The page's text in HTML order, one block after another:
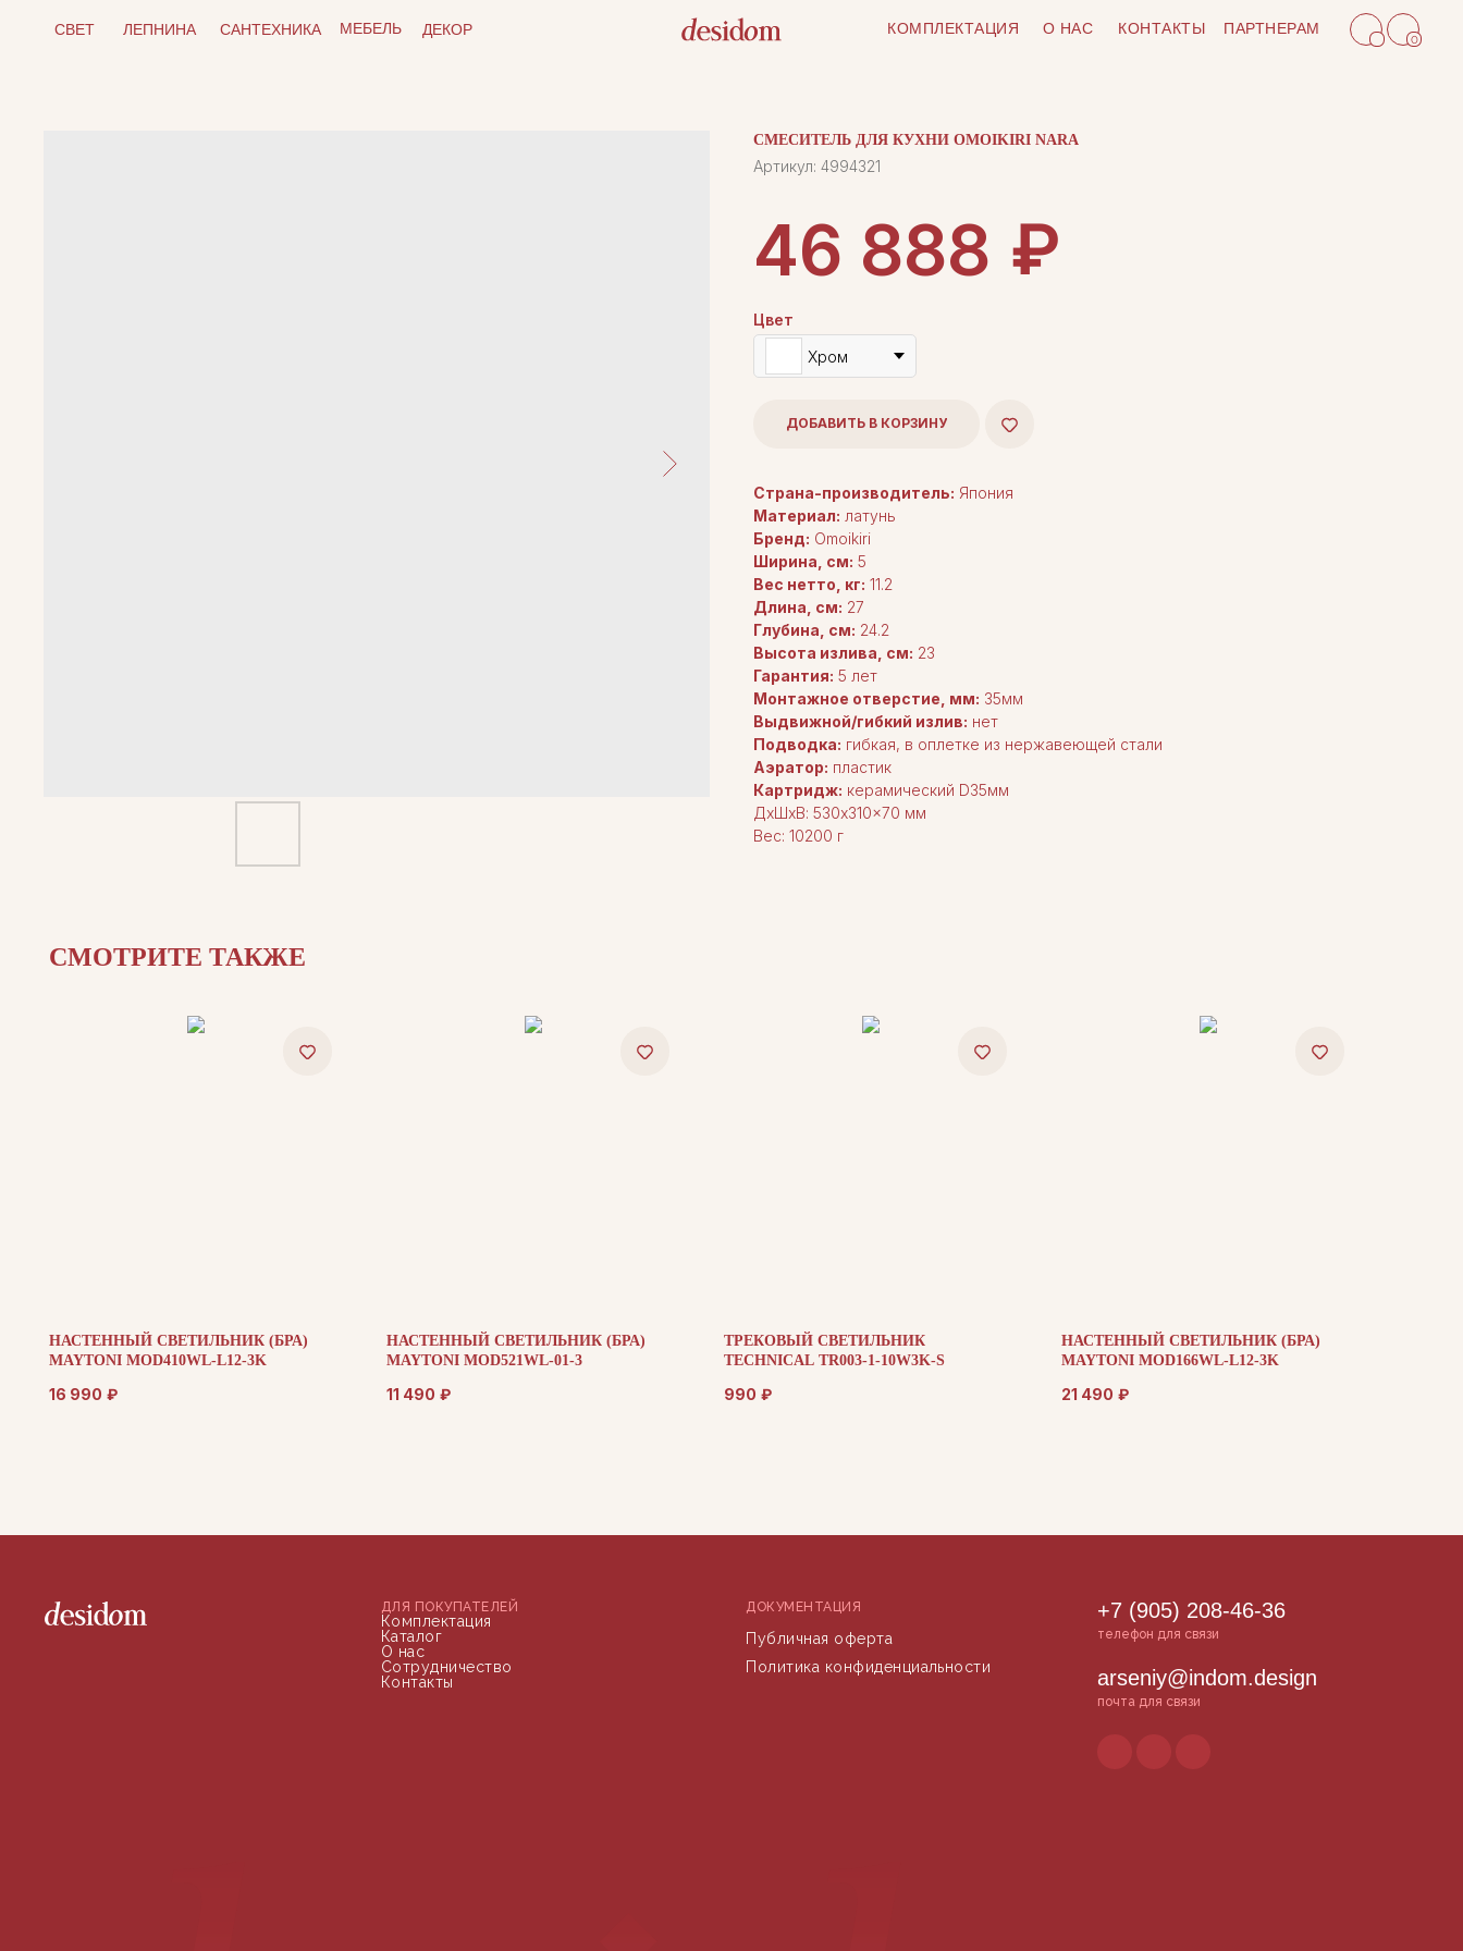
КОМПЛЕКТАЦИЯ О НАС КОНТАКТЫ ПАРТНЕРАМ
0
САНТЕХНИКА
ЛЕПНИНА ДЕКОР
СВЕТ МЕБЕЛЬ
СМЕСИТЕЛЬ ДЛЯ КУХНИ OMOIKIRI NARA
Артикул: 4994321
46 888 ₽
Цвет
Хром
ДОБАВИТЬ В КОРЗИНУ
Страна-производитель: Япония
Материал: латунь
Бренд: Omoikiri
Ширина, см: 5
Вес нетто, кг: 11.2
Длина, cм: 27
Глубина, cм: 24.2
Высота излива, см: 23
Гарантия: 5 лет
Монтажное отверстие, мм: 35мм
Выдвижной/гибкий излив: нет
Подводка: гибкая, в оплетке из нержавеющей стали
Аэратор: пластик
Картридж: керамический D35мм
ДxШxВ: 530x310x70 мм
Вес: 10200 г
СМОТРИТЕ ТАКЖЕ
НАСТЕННЫЙ СВЕТИЛЬНИК (БРА)
MAYTONI MOD410WL-L12-3K
16 990 ₽
НАСТЕННЫЙ СВЕТИЛЬНИК (БРА)
MAYTONI MOD521WL-01-3
11 490 ₽
ТРЕКОВЫЙ СВЕТИЛЬНИК
TECHNICAL TR003-1-10W3K-S
990 ₽
НАСТЕННЫЙ СВЕТИЛЬНИК (БРА)
MAYTONI MOD166WL-L12-3K
21 490 ₽
ДОКУМЕНТАЦИЯ
Публичная оферта
Политика конфиденциальности
ДЛЯ ПОКУПАТЕЛЕЙ
Комплектация
Каталог
О нас
Сотрудничество
Контакты
+7 (905) 208-46-36
телефон для связи
arseniy@indom.design
почта для связи